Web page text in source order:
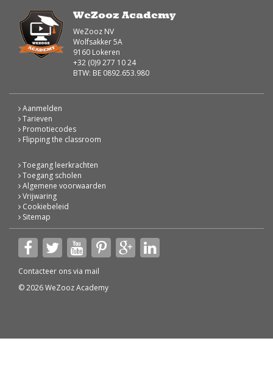
WeZooz Academy
WeZooz NV
Wolfsakker 5A
9160 Lokeren
+32 (0)9 277 10 24
BTW: BE 0892.653.980
Aanmelden
Tarieven
Promotiecodes
Flipping the classroom
Toegang leerkrachten
Toegang scholen
Algemene voorwaarden
Vrijwaring
Cookiebeleid
Sitemap
Contacteer ons via mail
© 2026 WeZooz Academy